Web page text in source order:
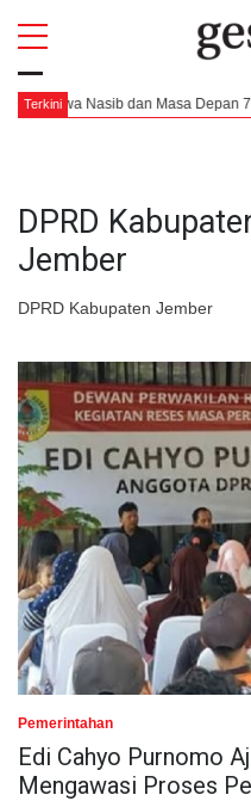
Terkinidan Masa Depan 70 Juta
DPRD
Jember
DPRD Kabupaten Jember
All
Pemerintahan
Edi Cahyo Purnomo
Mengawasi Proses